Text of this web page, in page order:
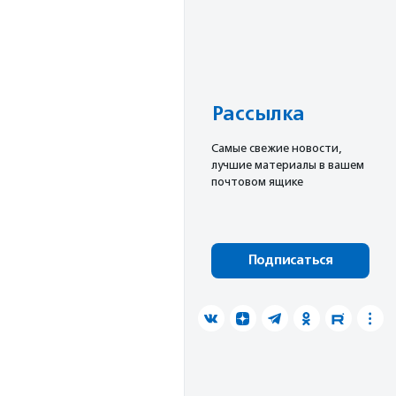
Рассылка
Cамые свежие новости,
лучшие материалы в вашем
почтовом ящике
Подписаться